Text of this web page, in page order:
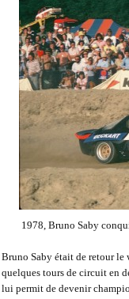
1978, Bruno Saby
Bruno Saby était de retour le
quelques tours de circuit en
lui permit de devenir